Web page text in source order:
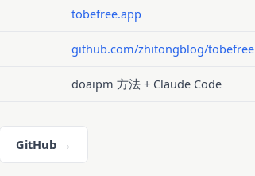
tobefree.app
github.com/zhitongblog/tobefree
doaipm 方法 + Claude Code
GitHub →